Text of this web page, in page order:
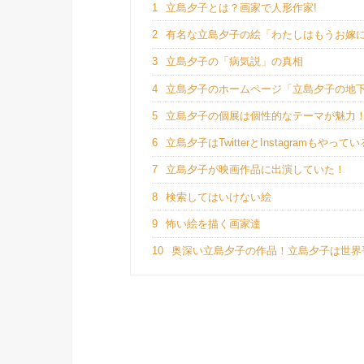
1 立島夕子とは？画家で人形作家!
2 有名な立島夕子の絵「わたしはもうお嫁
3 立島夕子の「病気説」の真相
4 立島夕子のホームページ「立島夕子の地
5 立島夕子の個展は個性的なテーマが魅力
6 立島夕子はTwitterとInstagramもやってい
7 立島夕子が映画作品に出演していた！
8 検索してはいけない絵
9 怖い絵を描く画家達
10 奥深い立島夕子の作品！立島夕子は世